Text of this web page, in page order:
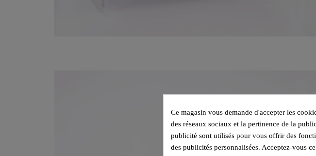
Ce magasin vous demande d'accepter les
des réseaux sociaux et la pertinence de la
publicité sont utilisés pour vous offrir des
des publicités personnalisées. Acceptez-vous